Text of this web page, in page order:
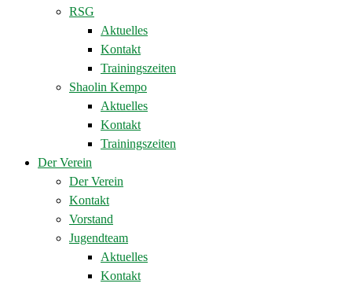
RSG
Aktuelles
Kontakt
Trainingszeiten
Shaolin Kempo
Aktuelles
Kontakt
Trainingszeiten
Der Verein
Der Verein
Kontakt
Vorstand
Jugendteam
Aktuelles
Kontakt